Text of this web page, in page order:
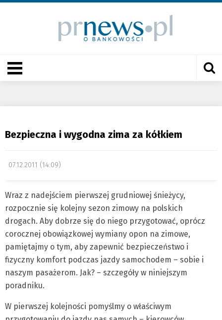
Bezpieczna i wygodna zima za kółkiem
07.12.2011 (14:09)
Wraz z nadejściem pierwszej grudniowej śnieżycy,
rozpocznie się kolejny sezon zimowy na polskich
drogach. Aby dobrze się do niego przygotować, oprócz
corocznej obowiązkowej wymiany opon na zimowe,
pamiętajmy o tym, aby zapewnić bezpieczeństwo i
fizyczny komfort podczas jazdy samochodem – sobie i
naszym pasażerom. Jak? – szczegóły w niniejszym
poradniku.
W pierwszej kolejności pomyślmy o właściwym